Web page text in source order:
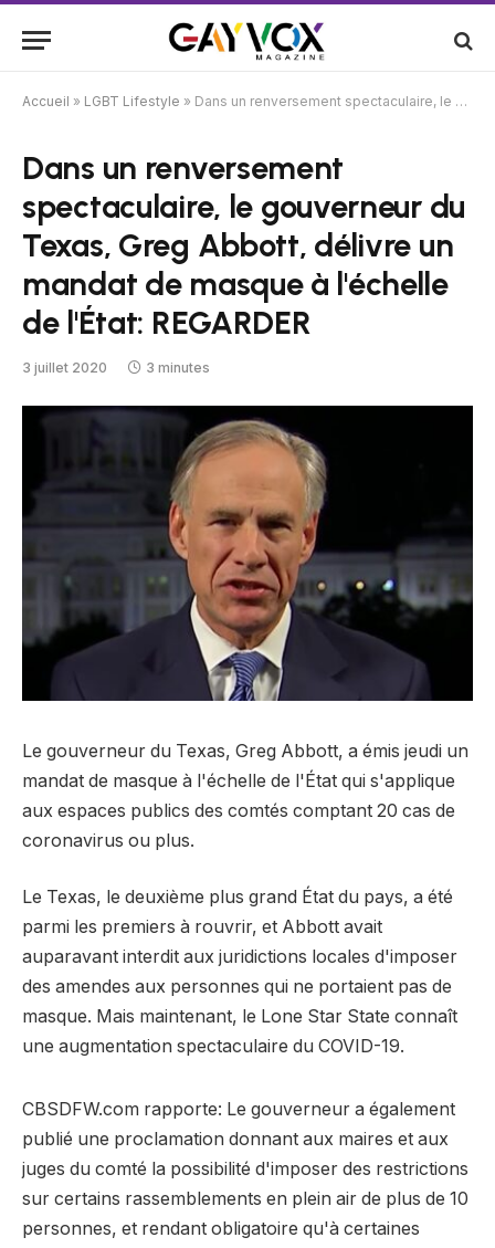
Accueil » LGBT Lifestyle » Dans un renversement spectaculaire, le gouverneur du Texas, Greg Abbott, délivre un mandat de masque à l'échelle de l'État: REGARDER
Dans un renversement
spectaculaire, le gouverneur du
Texas, Greg Abbott, délivre un
mandat de masque à l'échelle
de l'État: REGARDER
3 juillet 2020 3 minutes
Le gouverneur du Texas, Greg Abbott, a émis jeudi un
mandat de masque à l'échelle de l'État qui s'applique
aux espaces publics des comtés comptant 20 cas de
coronavirus ou plus.
Le Texas, le deuxième plus grand État du pays, a été
parmi les premiers à rouvrir, et Abbott avait
auparavant interdit aux juridictions locales d'imposer
des amendes aux personnes qui ne portaient pas de
masque. Mais maintenant, le Lone Star State connaît
une augmentation spectaculaire du COVID-19.
CBSDFW.com rapporte: Le gouverneur a également
publié une proclamation donnant aux maires et aux
juges du comté la possibilité d'imposer des restrictions
sur certains rassemblements en plein air de plus de 10
personnes, et rendant obligatoire qu'à certaines